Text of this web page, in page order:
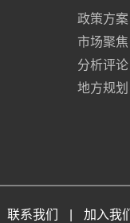
政策方案
市场聚焦
分析评论
地方规划
联系我们 加入我